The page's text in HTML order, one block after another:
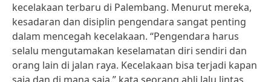
kecelakaan terbaru di Palembang. Menurut mereka,
kesadaran dan disiplin pengendara sangat penting
dalam mencegah kecelakaan. “Pengendara harus
selalu mengutamakan keselamatan diri sendiri dan
orang lain di jalan raya. Kecelakaan bisa terjadi kapan